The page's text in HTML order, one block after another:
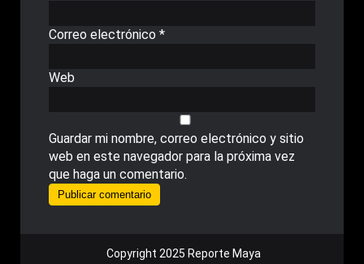
Correo electrónico *
Web
Guardar mi nombre, correo electrónico y sitio
web en este navegador para la próxima vez
que haga un comentario.
Copyright 2025 Reporte Maya